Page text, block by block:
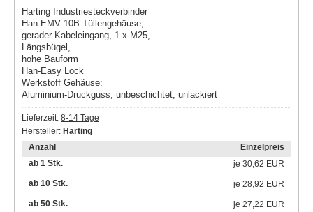
Harting Industriesteckverbinder
Han EMV 10B Tüllengehäuse,
gerader Kabeleingang, 1 x M25,
Längsbügel,
hohe Bauform
Han-Easy Lock
Werkstoff Gehäuse:
Aluminium-Druckguss, unbeschichtet, unlackiert
Lieferzeit: 8-14 Tage
Hersteller: Harting
Anzahl
Einzelpreis
ab 1 Stk.
je 30,62 EUR
ab 10 Stk.
je 28,92 EUR
ab 50 Stk.
je 27,22 EUR